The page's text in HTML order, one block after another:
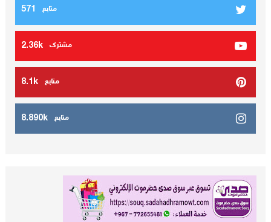
571 متابع
2.36k مشترك
8.1k متابع
8.890k متابع